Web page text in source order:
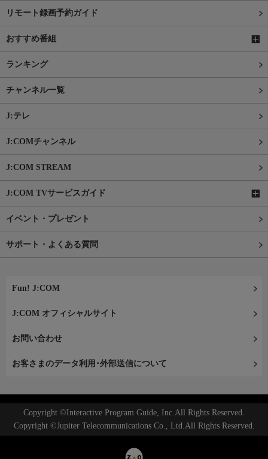
リモート録画予約ガイド
おすすめ番組
ランキング
チャンネル一覧
J:テレ
J:COMチャンネル
J:COM STREAM
J:COM TVサービスガイド
イベント・プレゼント
サポート・よくある質問
Fun! J:COM
J:COM オフィシャルサイト
お問い合わせ
お客さまのデータ利用･外部送信について
Copyright ©Interactive Program Guide, Inc.All Rights Reserved.
Copyright ©Jupiter Telecommunications Co., Ltd.All Rights Reserved.